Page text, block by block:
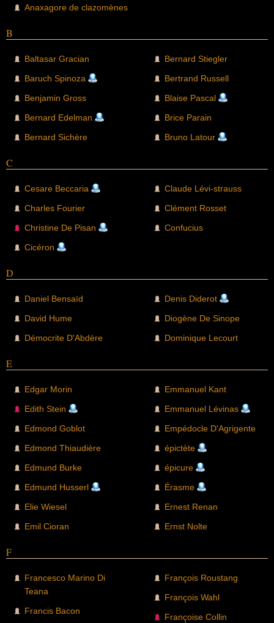
Anaxagore de clazomènes
B
Baltasar Gracian
Baruch Spinoza
Benjamin Gross
Bernard Edelman
Bernard Sichère
Bernard Stiegler
Bertrand Russell
Blaise Pascal
Brice Parain
Bruno Latour
C
Cesare Beccaria
Charles Fourier
Christine De Pisan
Cicéron
Claude Lévi-strauss
Clément Rosset
Confucius
D
Daniel Bensaïd
David Hume
Démocrite D'Abdère
Denis Diderot
Diogène De Sinope
Dominique Lecourt
E
Edgar Morin
Edith Stein
Edmond Goblot
Edmond Thiaudière
Edmund Burke
Edmund Husserl
Elie Wiesel
Emil Cioran
Emmanuel Kant
Emmanuel Lévinas
Empédocle D'Agrigente
épictète
épicure
Érasme
Ernest Renan
Ernst Nolte
F
Francesco Marino Di
Teana
Francis Bacon
François Roustang
François Wahl
Françoise Collin